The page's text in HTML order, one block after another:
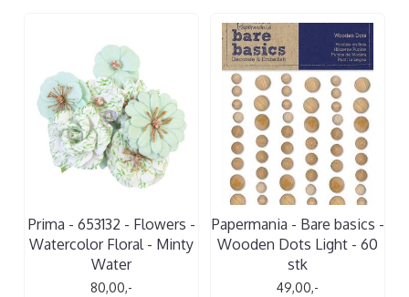
Prima - 653132 - Flowers -
Watercolor Floral - Minty
Water
80,00,-
Papermania - Bare basics -
Wooden Dots Light - 60
stk
49,00,-